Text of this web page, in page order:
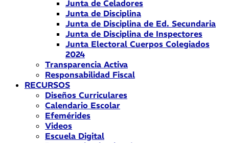
Junta de Celadores
Junta de Disciplina
Junta de Disciplina de Ed. Secundaria
Junta de Disciplina de Inspectores
Junta Electoral Cuerpos Colegiados
2024
Transparencia Activa
Responsabilidad Fiscal
RECURSOS
Diseños Curriculares
Calendario Escolar
Efemérides
Videos
Escuela Digital